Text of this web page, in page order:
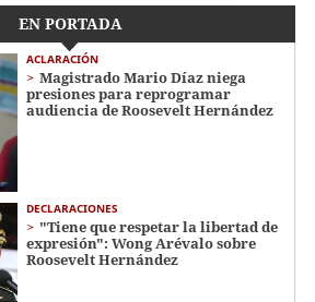
EN PORTADA
ACLARACIÓN
Magistrado Mario Díaz niega
presiones para reprogramar
audiencia de Roosevelt Hernández
DECLARACIONES
"Tiene que respetar la libertad de
expresión": Wong Arévalo sobre
Roosevelt Hernández